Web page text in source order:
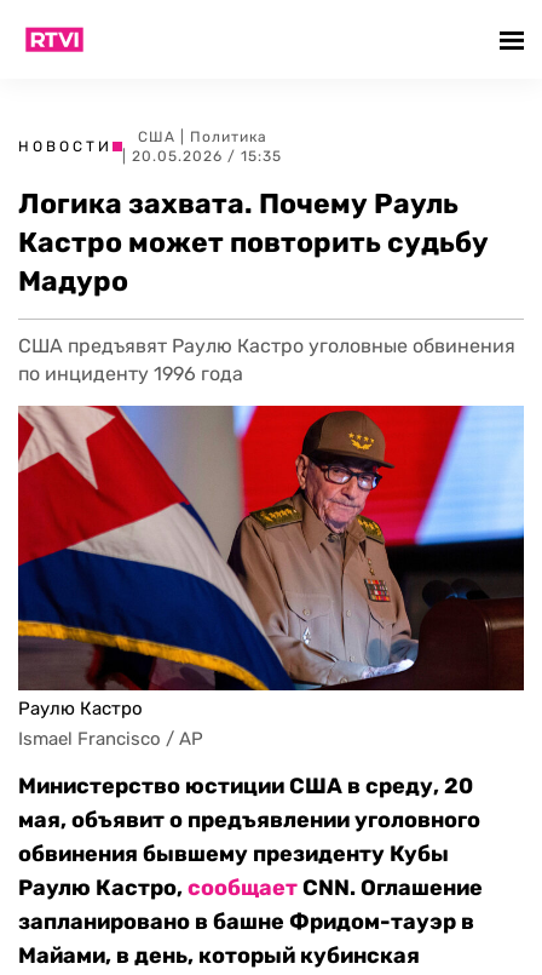
НОВОСТИ
США
Политика
| 20.05.2026 / 15:35
Логика захвата. Почему Рауль
Кастро может повторить судьбу
Мадуро
США предъявят Раулю Кастро уголовные обвинения
по инциденту 1996 года
Раулю Кастро
Ismael Francisco / AP
Министерство юстиции США в среду, 20
мая, объявит о предъявлении уголовного
обвинения бывшему президенту Кубы
Раулю Кастро,сообщаетCNN. Оглашение
запланировано в башне Фридом-тауэр в
Майами, в день, который кубинская